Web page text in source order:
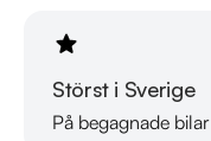
Störst i Sverige
På begagnade bilar